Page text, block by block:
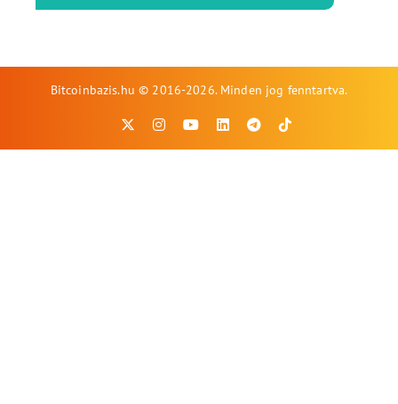
Bitcoinbazis.hu © 2016-2026. Minden jog fenntartva.